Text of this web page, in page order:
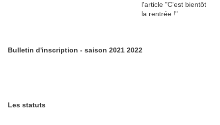
Bulletin d'inscription - saison 2021 2022
Les statuts